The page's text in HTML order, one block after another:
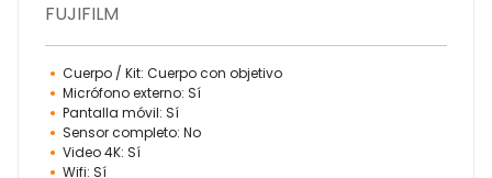
FUJIFILM
Cuerpo / Kit: Cuerpo con objetivo
Micrófono externo: Sí
Pantalla móvil: Sí
Sensor completo: No
Video 4K: Sí
Wifi: Sí